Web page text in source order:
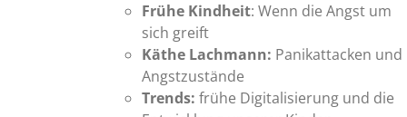
Frühe Kindheit: Wenn die Angst um
sich greift
Käthe Lachmann: Panikattacken und
Angstzustände
Trends:frühe Digitalisierung und die